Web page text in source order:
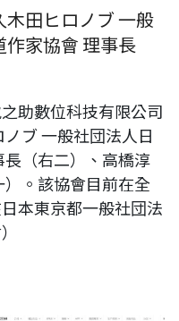
木田ヒロノブ 一般
家協會 理事長
助數位科技有限公司
ブ 一般社団法人日
（右二）、高橋淳
。該協會目前在全
本東京都一般社団法